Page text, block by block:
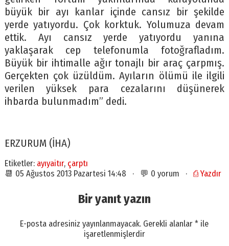
büyük bir ayı kanlar içinde cansız bir şekilde
yerde yatıyordu. Çok korktuk. Yolumuza devam
ettik. Ayı cansız yerde yatıyordu yanına
yaklaşarak cep telefonumla fotoğrafladım.
Büyük bir ihtimalle ağır tonajlı bir araç çarpmış.
Gerçekten çok üzüldüm. Ayıların ölümü ile ilgili
verilen yüksek para cezalarını düşünerek
ihbarda bulunmadım” dedi.
ERZURUM (İHA)
Etiketler: ayıyaitır, çarptı
📆 05 Ağustos 2013 Pazartesi 14:48 · 💬 0 yorum · ⎙ Yazdır
Bir yanıt yazın
E-posta adresiniz yayınlanmayacak. Gerekli alanlar* ile
işaretlenmişlerdir